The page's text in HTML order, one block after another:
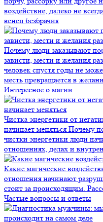
воздействие, далеко не
венец безбрачия
Почему люди заказывают
зависти, мести и желания
человек спустя годы не
месть превращается в
Интересное о магии
Чистка энергетики от
начинает меняться Почему
чистки энергетики люди
отношениях, делах и
Какие магические
отношения начинают
стоит за происходящим.
Частые вопросы и ответы